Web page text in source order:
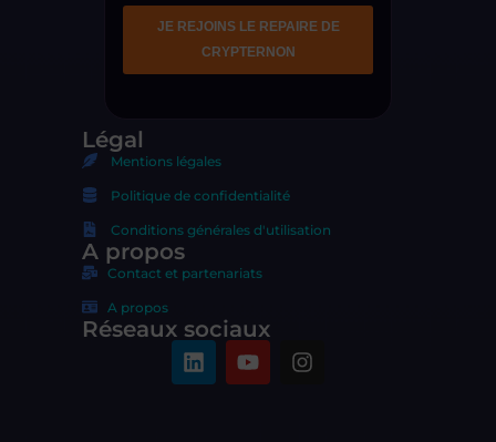
Légal
Mentions légales
Politique de confidentialité
Conditions générales d'utilisation
A propos
Contact et partenariats
A propos
Réseaux sociaux